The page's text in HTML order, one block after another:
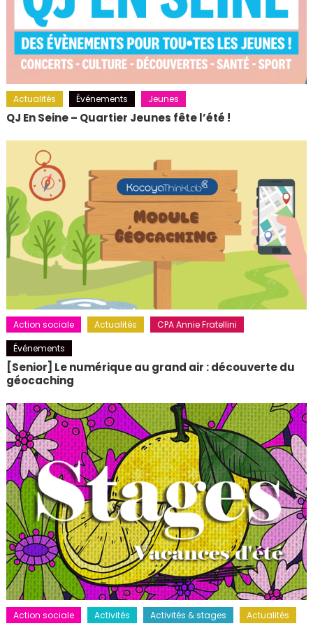
Actualités Événements Jeunes
QJ En Seine – Quartier Jeunes fête l’été !
Action sociale Actualités
CPA Annie Fratellini
Événements
[Senior] Le numérique au grand air : découverte du
géocaching
Action sociale Activités Activités & stages
Actualités